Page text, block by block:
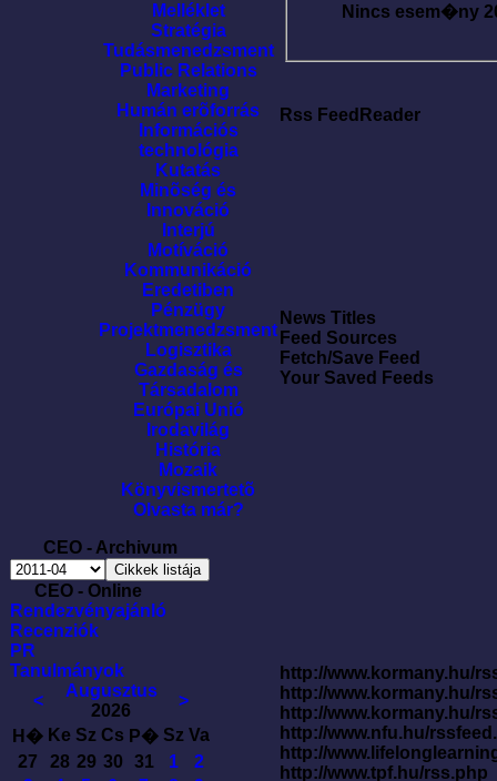
Melléklet
Stratégia
Tudásmenedzsment
Public Relations
Marketing
Humán erõforrás
Információs
technológia
Kutatás
Minõség és
Innováció
Interjú
Motíváció
Kommunikáció
Eredetiben
Pénzügy
Projektmenedzsment
Logisztika
Gazdaság és
Társadalom
Európai Unió
Irodavilág
História
Mozaik
Könyvismertetõ
Olvasta már?
CEO - Archivum
CEO - Online
Rendezvényajánló
Recenziók
PR
Tanulmányok
<
Augusztus
2026
>
H� Ke Sz Cs P� Sz Va
27
28 29 30 31 1
2
Nincs esem�ny
Rss FeedReader
News Titles
Feed Sources
Fetch/Save Feed
Your Saved Feeds
http://www.kormany.hu/
http://www.kormany.hu/
http://www.kormany.hu/
http://www.nfu.hu/
http://
http://www.tpf.hu/rss.php